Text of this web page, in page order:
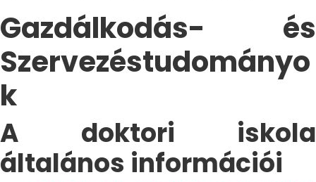
Gazdálkodás- és
Szervezéstudományo
k
A doktori iskola
általános információi